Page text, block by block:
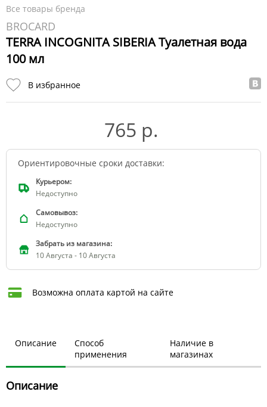
Все товары бренда
BROCARD
TERRA INCOGNITA SIBERIA Туалетная вода
100 мл
В избранное
765 р.
Ориентировочные сроки доставки:
Курьером:
Недоступно
Самовывоз:
Недоступно
Забрать из магазина:
10 Августа - 10 Августа
Возможна оплата картой на сайте
Описание
Способ
применения
Наличие в
магазинах
Описание